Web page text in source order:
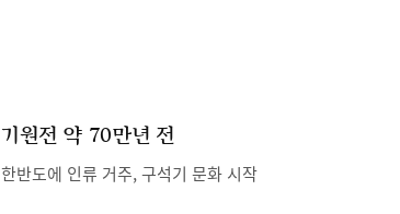
기원전 약 70만년 전
한반도에 인류 거주, 구석기 문화 시작